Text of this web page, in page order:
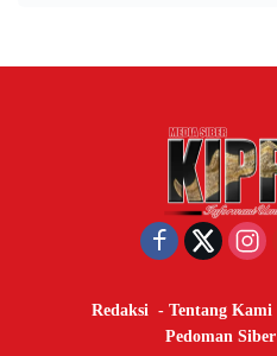
Redaksi Tentang Kami
Pedoman Siber